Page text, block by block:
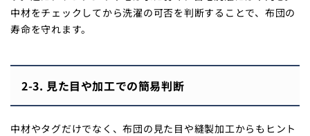
中材をチェックしてから洗濯の可否を判断することで、布団の
寿命を守れます。
2-3. 見た目や加工での簡易判断
中材やタグだけでなく、布団の見た目や縫製加工からもヒント